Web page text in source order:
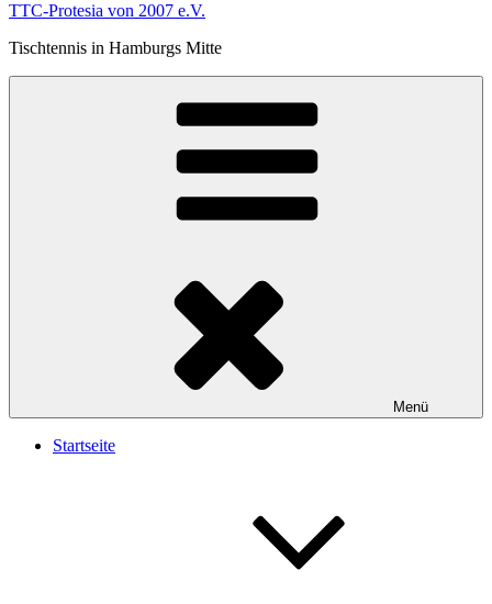
TTC-Protesia von 2007 e.V.
Tischtennis in Hamburgs Mitte
Menü
Startseite